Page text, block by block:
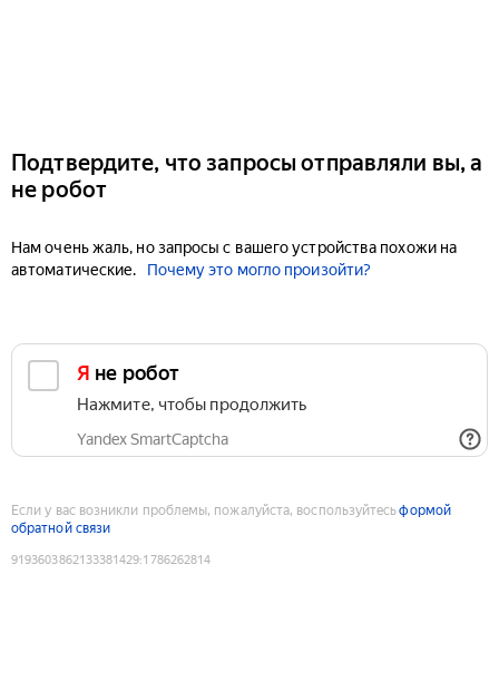
Подтвердите, что запросы отправляли вы, а
не робот
Нам очень жаль, но запросы с вашего устройства похожи на
автоматические.
Почему это могло произойти?
Я не робот
Нажмите, чтобы продолжить
Yandex SmartCaptcha
Если у вас возникли проблемы, пожалуйста, воспользуйтесьформой
обратной связи
9193603862133381429:1786262814